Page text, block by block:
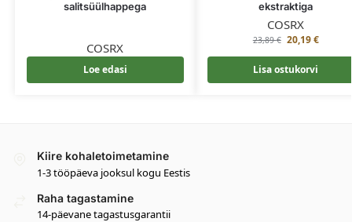
salitsüülhappega
COSRX
Loe edasi
ekstraktiga
COSRX
23,89€ 20,19€
Lisa ostukorvi
Kiire kohaletoimetamine
1-3 tööpäeva jooksul kogu Eestis
Raha tagastamine
14-päevane tagastusgarantii